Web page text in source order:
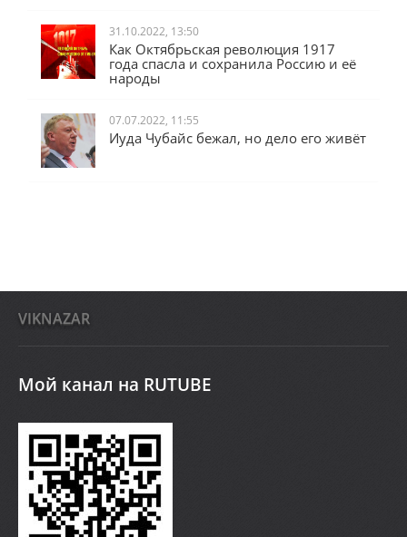
31.10.2022, 13:50
Как Октябрьская революция 1917
года спасла и сохранила Россию и её
народы
07.07.2022, 11:55
Иуда Чубайс бежал, но дело его живёт
VIKNAZAR
Мой канал на RUTUBE